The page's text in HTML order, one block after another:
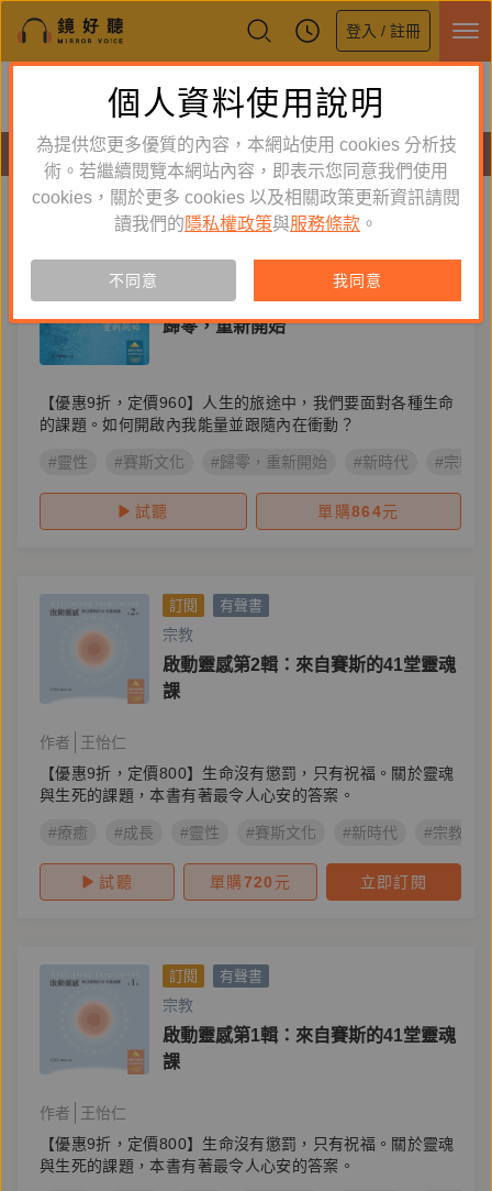
登入 / 註冊
鏡好聽全新APP上線
體驗全面升級，即刻下載
有聲書
新到舊 舊到新
有聲書
歸零，重新開始
【優惠9折，定價960】人生的旅途中，我們要面對各種生命
的課題。如何開啟內我能量並跟隨內在衝動？
#靈性 #賽斯文化 #歸零，重新開始 #新時代 #宗教
試聽 單購864元
訂閱 有聲書
宗教
啟動靈感第2輯：來自賽斯的41堂靈魂
課
作者
王怡仁
【優惠9折，定價800】生命沒有懲罰，只有祝福。關於靈魂
與生死的課題，本書有著最令人心安的答案。
#療癒 #成長 #靈性 #賽斯文化 #新時代 #宗教命
試聽 單購720 元 立即訂閱
訂閱 有聲書
宗教
啟動靈感第1輯：來自賽斯的41堂靈魂
課
作者
王怡仁
【優惠9折，定價800】生命沒有懲罰，只有祝福。關於靈魂
與生死的課題，本書有著最令人心安的答案。
個人資料使用說明
為提供您更多優質的內容，本網站使用 cookies 分析技
術。若繼續閱覽本網站內容，即表示您同意我們使用
cookies，關於更多 cookies 以及相關政策更新資訊請閱
讀我們的 隱私權政策與服務條款 。
不同意 我同意